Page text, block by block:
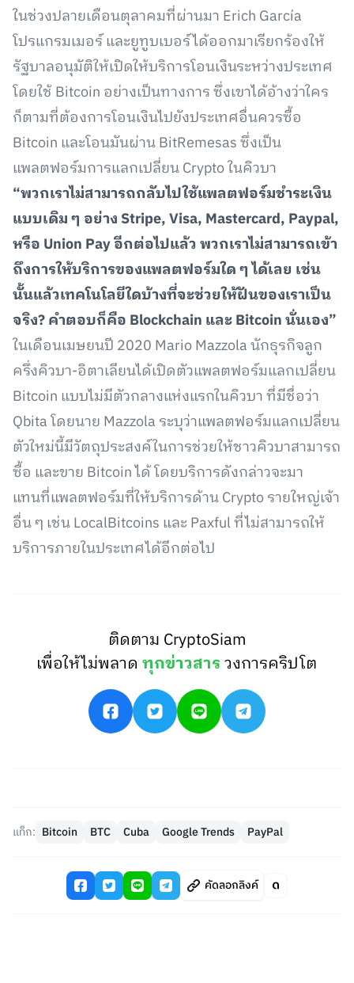
ในช่วงปลายเดือนตุลาคมที่ผ่านมา Erich García
โปรแกรมเมอร์ และยูทูบเบอร์ได้ออกมาเรียกร้องให้
รัฐบาลอนุมัติให้เปิดให้บริการโอนเงินระหว่างประเทศ
โดยใช้ Bitcoin อย่างเป็นทางการ ซึ่งเขาได้อ้างว่าใคร
ก็ตามที่ต้องการโอนเงินไปยังประเทศอื่นควรซื้อ
Bitcoin และโอนมันผ่าน BitRemesas ซึ่งเป็น
แพลตฟอร์มการแลกเปลี่ยน Crypto ในคิวบา
“พวกเราไม่สามารถกลับไปใช้แพลตฟอร์มชำระเงิน
แบบเดิม ๆ อย่าง Stripe, Visa, Mastercard, Paypal,
หรือ Union Pay อีกต่อไปแล้ว พวกเราไม่สามารถเข้า
ถึงการให้บริการของแพลตฟอร์มใด ๆ ได้เลย เช่น
นั้นแล้วเทคโนโลยีใดบ้างที่จะช่วยให้ฝันของเราเป็น
จริง? คำตอบก็คือ Blockchain และ Bitcoin นั่นเอง”
ในเดือนเมษยนปี 2020 Mario Mazzola นักธุรกิจลูก
ครึ่งคิวบา-อิตาเลียนได้เปิดตัวแพลตฟอร์มแลกเปลี่ยน
Bitcoin แบบไม่มีตัวกลางแห่งแรกในคิวบา ที่มีชื่อว่า
Qbita โดยนาย Mazzola ระบุว่าแพลตฟอร์มแลกเปลี่ยน
ตัวใหม่นี้มีวัตถุประสงค์ในการช่วยให้ชาวคิวบาสามารถ
ซื้อ และขาย Bitcoin ได้ โดยบริการดังกล่าวจะมา
แทนที่แพลตฟอร์มที่ให้บริการด้าน Crypto รายใหญ่เจ้า
อื่น ๆ เช่น LocalBitcoins และ Paxful ที่ไม่สามารถให้
บริการภายในประเทศได้อีกต่อไป
ติดตาม CryptoSiam
เพื่อให้ไม่พลาดทุกข่าวสารวงการคริปโต
แท็ก: Bitcoin BTC Cuba Google Trends PayPal
คัดลอกลิงค์